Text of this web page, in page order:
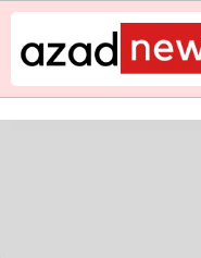
Skip
content